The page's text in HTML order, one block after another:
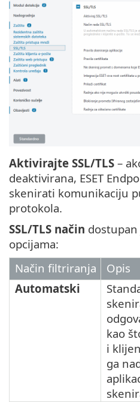
Aktivirajte SSL/TLS –
deaktivirana, ESET
skenirati komunikaciju
protokola.
SSL/TLS način
opcijama:
Način filtriranja
Opis
Automatski
kao
i
ga